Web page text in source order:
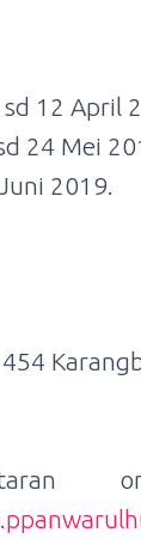
12 April
24 Mei
2019.